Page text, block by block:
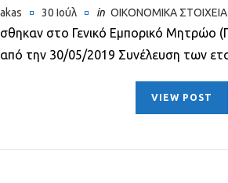
30 Ιούλ in ΟΙΚΟΝΟΜΙΚΆ ΣΤΟΙΧΕΊΑ
στο Γενικό Εμπορικό Μητρώο
από την 30/05/2019 Συνέλευση των
VIEW POST